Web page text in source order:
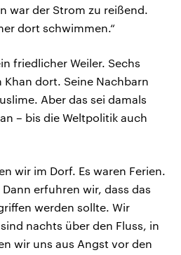
war der Strom zu reißend.
dort schwimmen.“
friedlicher Weiler. Sechs
Khan dort. Seine Nachbarn
Aber das sei damals
– bis die Weltpolitik auch
wir im Dorf. Es waren Ferien.
erfuhren wir, dass das
werden sollte. Wir
nachts über den Fluss, in
wir uns aus Angst vor den